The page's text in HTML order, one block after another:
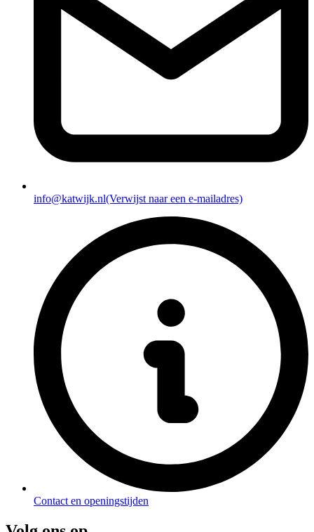
info@katwijk.nl(Verwijst naar een e-mailadres)
Contact en openingstijden